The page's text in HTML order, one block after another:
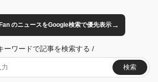
のニュースをGoogle検索で優先表示→
ーワードで記事を検索する /
検索